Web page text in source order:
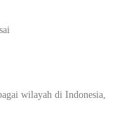
wilayah di Indonesia,